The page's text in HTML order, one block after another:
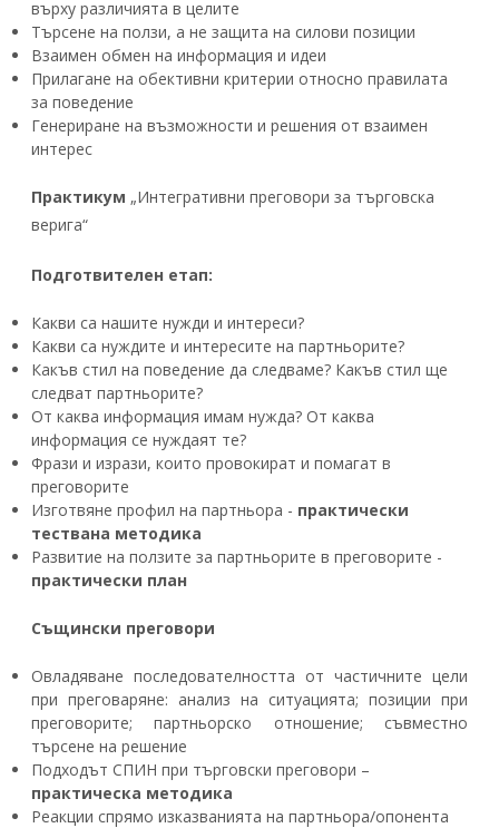
върху различията в целите
Търсене на ползи, а не защита на силови позиции
Взаимен обмен на информация и идеи
Прилагане на обективни критерии относно правилата
за поведение
Генериране на възможности и решения от взаимен
интерес
Практикум „Интегративни преговори за търговска
верига“
Подготвителен етап:
Какви са нашите нужди и интереси?
Какви са нуждите и интересите на партньорите?
Какъв стил на поведение да следваме? Какъв стил ще
следват партньорите?
От каква информация имам нужда? От каква
информация се нуждаят те?
Фрази и изрази, които провокират и помагат в
преговорите
Изготвяне профил на партньора - практически
тествана методика
Развитие на ползите за партньорите в преговорите -
практически план
Същински преговори
Овладяване последователността от частичните цели
при преговаряне: анализ на ситуацията; позиции при
преговорите; партньорско отношение; съвместно
търсене на решение
Подходът СПИН при търговски преговори –
практическа методика
Реакции спрямо изказванията на партньора/опонента